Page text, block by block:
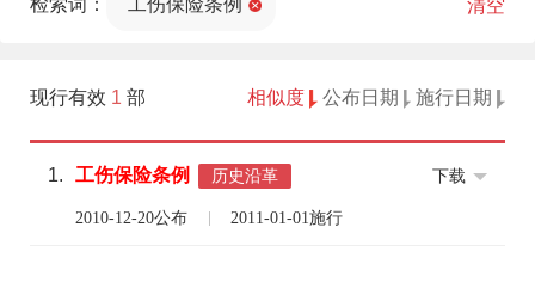
法部官网)同步公布
检索词： 工伤保险条例 清空
现行有效 1 部 相似度 公布日期 施行日期
1. 工伤保险条例 历史沿革
2010-12-20公布 2011-01-01施行
下载